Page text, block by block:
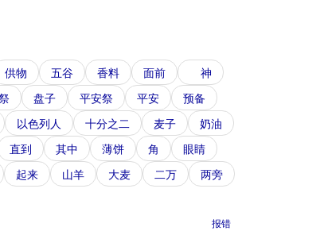
供物 五谷 香料 面前
神
盘子 平安祭 平安
预备
以色列人 十分之二 麦子
奶油
直到 其中 薄饼 角
眼睛
起来 山羊 大麦 二万
两旁
报错